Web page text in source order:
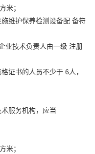
米；
维护保养检测设备配 备符
业技术负责人由一级 注册
证书的人员不少于 6人，
服务机构，应当
米；